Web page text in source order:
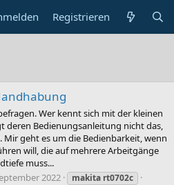
Registrieren
Wer kennt sich mit der kleinen
deren Bedienungsanleitung nicht das,
geht es um die Bedienbarkeit, wenn
will, die auf mehrere Arbeitgänge
muss...
2022 makita rt0702c